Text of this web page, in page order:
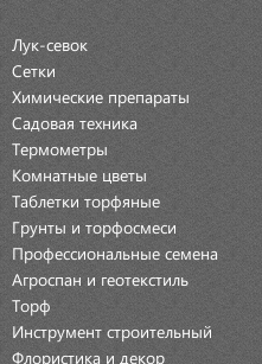
Лук-севок
Сетки
Химические препараты
Садовая техника
Термометры
Комнатные цветы
Таблетки торфяные
Грунты и торфосмеси
Профессиональные семена
Агроспан и геотекстиль
Торф
Инструмент строительный
Флористика и декор